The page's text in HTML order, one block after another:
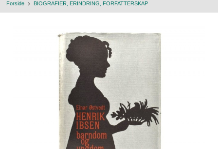
Forside BIOGRAFIER, ERINDRING, FORFATTERSKAP